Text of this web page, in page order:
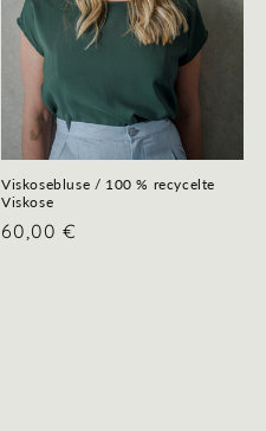
Viskosebluse / 100 % recycelte
Viskose
Normaler
60,00 €